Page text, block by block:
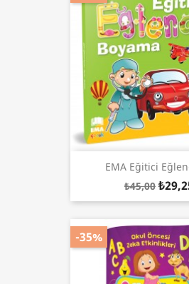
EMA Eğitici
₺45,00
-35%